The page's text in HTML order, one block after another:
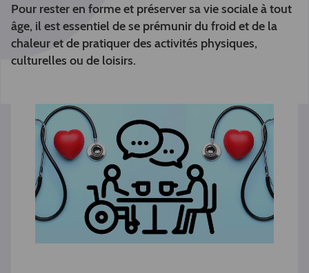
Pour rester en forme et préserver sa vie sociale à tout
âge, il est essentiel de se prémunir du froid et de la
chaleur et de pratiquer des activités physiques,
culturelles ou de loisirs.